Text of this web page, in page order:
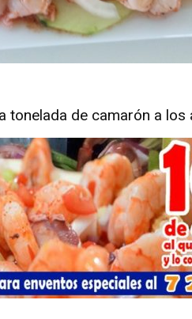
tonelada de camarón a los